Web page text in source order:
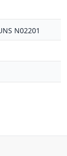
N02201